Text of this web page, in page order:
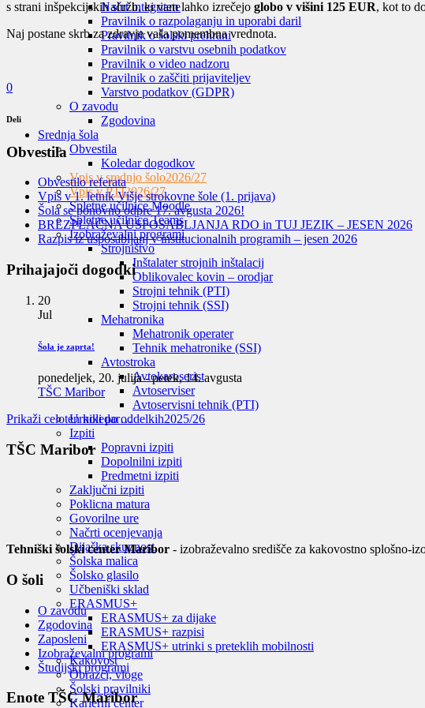
Načrt integritete
Pravilnik o razpolaganju in uporabi daril
Pravilnik o šolski prehrani
Pravilnik o varstvu osebnih podatkov
Pravilnik o video nadzoru
Pravilnik o zaščiti prijaviteljev
Varstvo podatkov (GDPR)
O zavodu
Zgodovina
Srednja šola
Obvestila
Koledar dogodkov
Vpis v srednjo šolo2026/27
Vpis v PTI2026/27
Spletne učilnice Moodle
Spletne učilnice Teams
Izobraževalni programi
Strojništvo
Inštalater strojnih inštalacij
Oblikovalec kovin – orodjar
Strojni tehnik (PTI)
Strojni tehnik (SSI)
Mehatronika
Mehatronik operater
Tehnik mehatronike (SSI)
Avtostroka
Avtokaroserist
Avtoserviser
Avtoservisni tehnik (PTI)
Urniki po oddelkih2025/26
Izpiti
Popravni izpiti
Dopolnilni izpiti
Predmetni izpiti
Zaključni izpiti
Poklicna matura
Govorilne ure
Načrti ocenjevanja
Dijaška skupnost
Šolska malica
Šolsko glasilo
Učbeniški sklad
ERASMUS+
ERASMUS+ za dijake
ERASMUS+ razpisi
ERASMUS+ utrinki s preteklih mobilnosti
Kakovost
Obrazci, vloge
Šolski pravilniki
Karierni center
s strani inšpekcijskih služb, ki vam lahko izrečejo globo v višini 125 EUR, kot to
Naj postane skrb za zdravje vaša pomembna vrednota.
0
Deli
Obvestila
Obvestilo referata
Vpis v 1. letnik Višje strokovne šole (1. prijava)
Šola se ponovno odpre 17. avgusta 2026!
BREZPLAČNA USPOSABLJANJA RDO in TUJ JEZIK – JESEN 2026
Razpis iz usposabljanj v institucionalnih programih – jesen 2026
Prihajajoči dogodki
20
Jul
Šola je zaprta!
ponedeljek, 20. julija-petek, 14. avgusta
TŠC Maribor
Prikaži celoten koledar…
TŠC Maribor
Tehniški šolski center Maribor - izobraževalno središče za kakovostno splošno-
O šoli
O zavodu
Zgodovina
Zaposleni
Izobraževalni programi
Študijski programi
Enote TŠC Maribor